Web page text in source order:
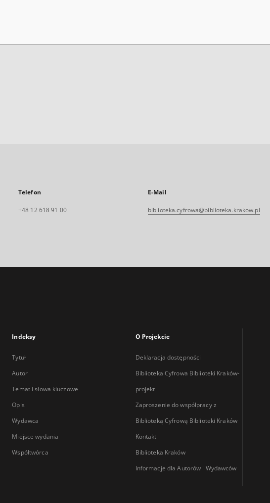
Telefon
+48 12 618 91 00
E-Mail
biblioteka.cyfrowa@biblioteka.krakow.pl
Indeksy
Tytuł
Autor
Temat i słowa kluczowe
Opis
Wydawca
Miejsce wydania
Współtwórca
O Projekcie
Deklaracja dostępności
Biblioteka Cyfrowa Biblioteki Kraków-
projekt
Zaproszenie do współpracy z
Biblioteką Cyfrową Biblioteki Kraków
Kontakt
Biblioteka Kraków
Informacje dla Autorów i Wydawców